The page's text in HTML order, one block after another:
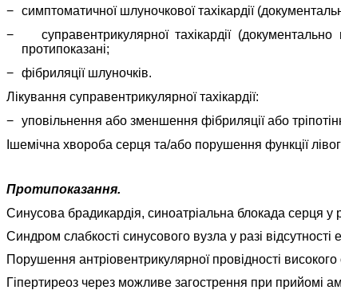
− симптоматичної шлуночкової тахікардії
−
суправентрикулярної тахікардії
протипоказані;
− фібриляції шлуночків.
Лікування суправентрикулярної тахікардії:
− уповільнення або зменшення фібриляції або
Ішемічна хвороба серця та/або порушення функції
Протипоказання.
Синусова брадикардія, синоатріальна блокада серця у
Синдром слабкості синусового вузла у разі
Порушення антріовентрикулярної провідності
Гіпертиреоз через можливе загострення при прийомі